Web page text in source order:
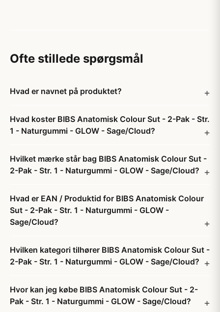
Ofte stillede spørgsmål
Hvad er navnet på produktet?
Hvad koster BIBS Anatomisk Colour Sut - 2-Pak - Str.
1 - Naturgummi - GLOW - Sage/Cloud?
Hvilket mærke står bag BIBS Anatomisk Colour Sut -
2-Pak - Str. 1 - Naturgummi - GLOW - Sage/Cloud?
Hvad er EAN / Produktid for BIBS Anatomisk Colour
Sut - 2-Pak - Str. 1 - Naturgummi - GLOW -
Sage/Cloud?
Hvilken kategori tilhører BIBS Anatomisk Colour Sut -
2-Pak - Str. 1 - Naturgummi - GLOW - Sage/Cloud?
Hvor kan jeg købe BIBS Anatomisk Colour Sut - 2-
Pak - Str. 1 - Naturgummi - GLOW - Sage/Cloud?